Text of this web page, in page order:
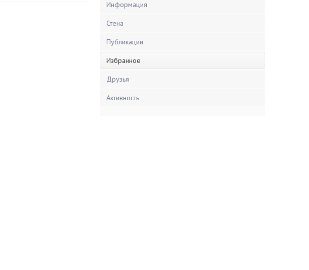
Информация
Стена
Публикации
Избранное
Друзья
Активность